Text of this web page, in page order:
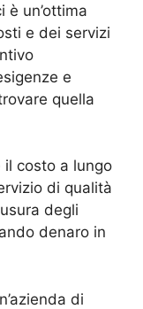
un’ottima
e dei servizi
e
quella
il costo a lungo
di qualità
degli
denaro in
di